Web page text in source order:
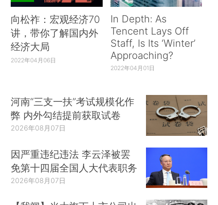
向松祚：宏观经济70
讲，带你了解国内外
经济大局
2022年04月06日
In Depth: As
Tencent Lays Off
Staff, Is Its ‘Winter’
Approaching?
2022年04月01日
河南“三支一扶”考试规模化作
弊 内外勾结提前获取试卷
2026年08月07日
因严重违纪违法 李云泽被罢
免第十四届全国人大代表职务
2026年08月07日